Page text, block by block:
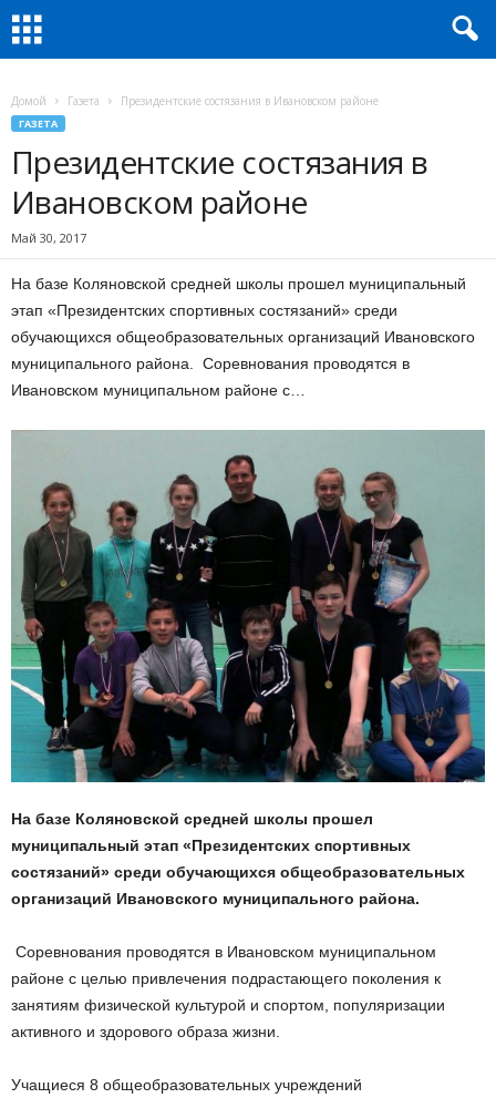
Домой Газета Президентские состязания в Ивановском районе
ГАЗЕТА
Президентские состязания в
Ивановском районе
Май 30, 2017
На базе Коляновской средней школы прошел муниципальный
этап «Президентских спортивных состязаний» среди
обучающихся общеобразовательных организаций Ивановского
муниципального района. Соревнования проводятся в
Ивановском муниципальном районе с…
На базе Коляновской средней школы прошел
муниципальный этап «Президентских спортивных
состязаний» среди обучающихся общеобразовательных
организаций Ивановского муниципального района.
Соревнования проводятся в Ивановском муниципальном
районе с целью привлечения подрастающего поколения к
занятиям физической культурой и спортом, популяризации
активного и здорового образа жизни.
Учащиеся 8 общеобразовательных учреждений